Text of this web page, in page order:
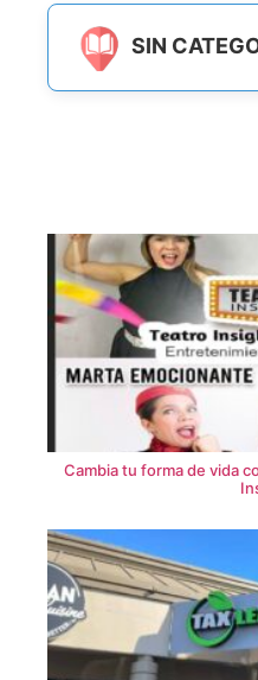
SIN
Cambia tu forma de vida